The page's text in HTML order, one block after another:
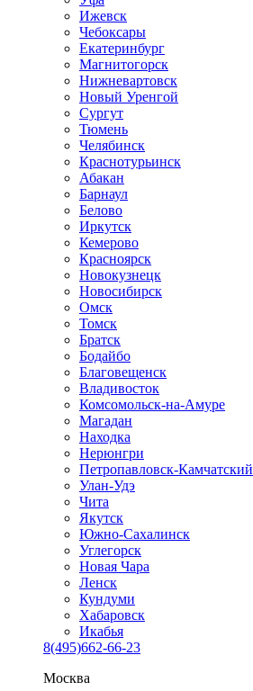
Ижевск
Чебоксары
Екатеринбург
Магнитогорск
Нижневартовск
Новый Уренгой
Сургут
Тюмень
Челябинск
Краснотурьинск
Абакан
Барнаул
Белово
Иркутск
Кемерово
Красноярск
Новокузнецк
Новосибирск
Омск
Томск
Братск
Бодайбо
Благовещенск
Владивосток
Комсомольск-на-Амуре
Магадан
Находка
Нерюнгри
Петропавловск-Камчатский
Улан-Удэ
Чита
Якутск
Южно-Сахалинск
Углегорск
Новая Чара
Ленск
Кундуми
Хабаровск
Икабья
8(495)662-66-23
Москва